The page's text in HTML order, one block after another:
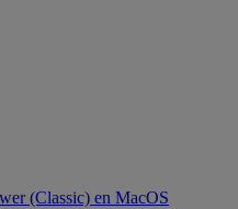
(Classic) en MacOS